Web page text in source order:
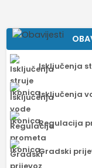
Isključenja
Isključenja
Regulacija
Gradski